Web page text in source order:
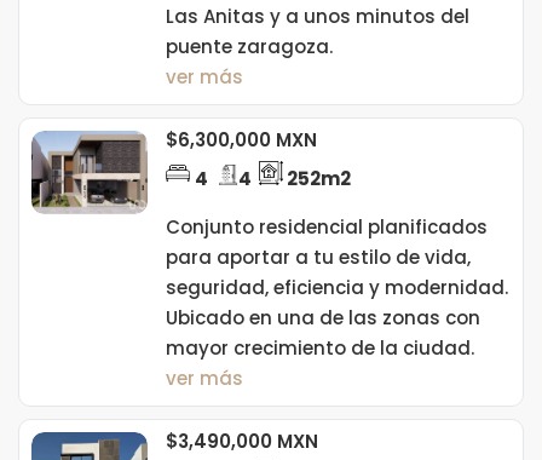
Las Anitas y a unos minutos del
puente zaragoza.
ver más
$6,300,000 MXN
4
4
252m2
Conjunto residencial planificados
para aportar a tu estilo de vida,
seguridad, eficiencia y modernidad.
Ubicado en una de las zonas con
mayor crecimiento de la ciudad.
ver más
$3,490,000 MXN